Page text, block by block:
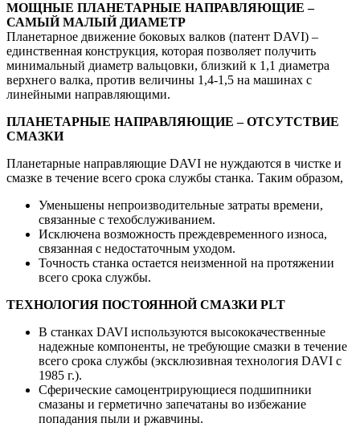
МОЩНЫЕ ПЛАНЕТАРНЫЕ НАПРАВЛЯЮЩИЕ –
САМЫЙ МАЛЫЙ ДИАМЕТР
Планетарное движение боковых валков (патент DAVI) –
единственная конструкция, которая позволяет получить
минимальный диаметр вальцовки, близкий к 1,1 диаметра
верхнего валка, против величины 1,4-1,5 на машинах с
линейными направляющими.
ПЛАНЕТАРНЫЕ НАПРАВЛЯЮЩИЕ – ОТСУТСТВИЕ
СМАЗКИ
Планетарные направляющие DAVI не нуждаются в чистке и
смазке в течение всего срока службы станка. Таким образом,
Уменьшены непроизводительные затраты времени,
связанные с техобслуживанием.
Исключена возможность преждевременного износа,
связанная с недостаточным уходом.
Точность станка остается неизменной на протяжении
всего срока службы.
ТЕХНОЛОГИЯ ПОСТОЯННОЙ СМАЗКИ PLT
В станках DAVI используются высококачественные
надежные компоненты, не требующие смазки в течение
всего срока службы (эксклюзивная технология DAVI с
1985 г.).
Сферические самоцентрирующиеся подшипники
смазаны и герметично запечатаны во избежание
попадания пыли и ржавчины.